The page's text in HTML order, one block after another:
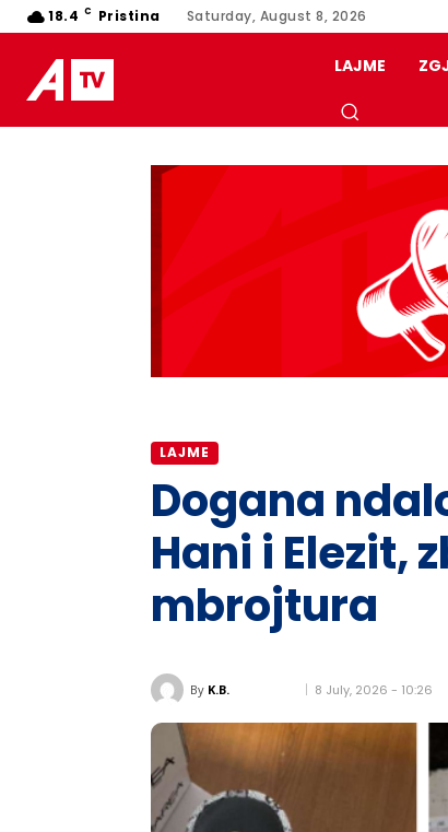
18.4 C Pristina Saturday, August 8, 2026
LAJME
LAJME
Dogana
Hani i Elezit,
mbrojtura
By K.B. 8 July, 2026 - 10:26